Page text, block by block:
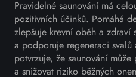
Pravidelné saunování má
pozitivních účinků. Pomáhá
zlepšuje krevní oběh a zdraví
a podporuje regeneraci
potvrzuje, že saunování může
a snižovat riziko běžných